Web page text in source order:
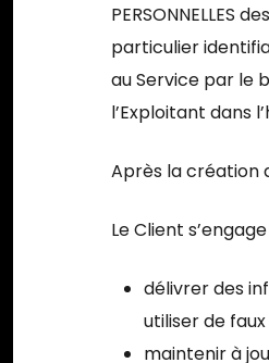
particulier
au Service par le
l’Exploitant dans
Après la création
Le Client
délivrer des
utiliser de
maintenir à